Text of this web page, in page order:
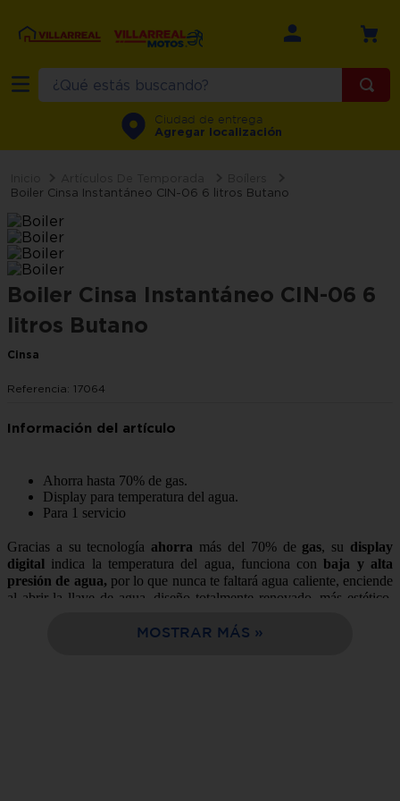
¿Qué estás buscando?
Ciudad de entrega
Agregar localización
Boiler Cinsa Instantáneo CIN-06 6 litros Butano
Boiler Cinsa Instantáneo CIN-06 6
litros Butano
Cinsa
Referencia: 17064
Ahorra hasta 70% de gas.
Display para temperatura del agua.
Para 1 servicio
Gracias a su tecnología ahorra más del 70% degas, su display
digital indica la temperatura del agua, funciona conbaja y alta
presión de agua, por lo que nunca te faltará agua caliente, enciende
al abrir la llave de agua, diseño totalmente renovado, más estético,
además es compacto y ultra delgado por lo que no ocupa mucho
MOSTRAR MÁS
TÉRMINOS MÁS BUSCADOS
1.
refrigerador
4
5
6.
salas
7
lavadora
9.
motos
10. estufa